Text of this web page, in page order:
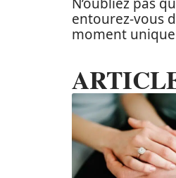
N’oubliez pas
entourez-vous
moment